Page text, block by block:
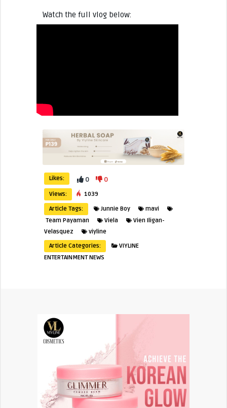
Watch the full vlog below:
Likes: 0 0
Views:
1039
Article Tags:
Junnie Boy
mavi
Team Payaman
Viela
Vien Iligan-
Velasquez
viyline
Article Categories:
VIYLINE
ENTERTAINMENT NEWS